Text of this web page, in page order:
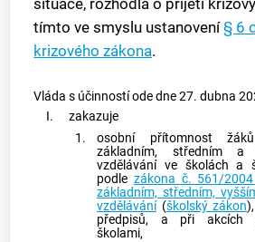
situace, rozhodla o přijetí
tímto ve smyslu ustanovení§ 6
krizového zákona.
Vláda s účinností ode dne 27. dubna
I.
zakazuje
1.
osobní přítomnost
základním, středním a
vzdělávání ve školách a
podle zákona č. 561/
základním, středním,
vzdělávání(školský zákon
předpisů, a při akcích
školami,